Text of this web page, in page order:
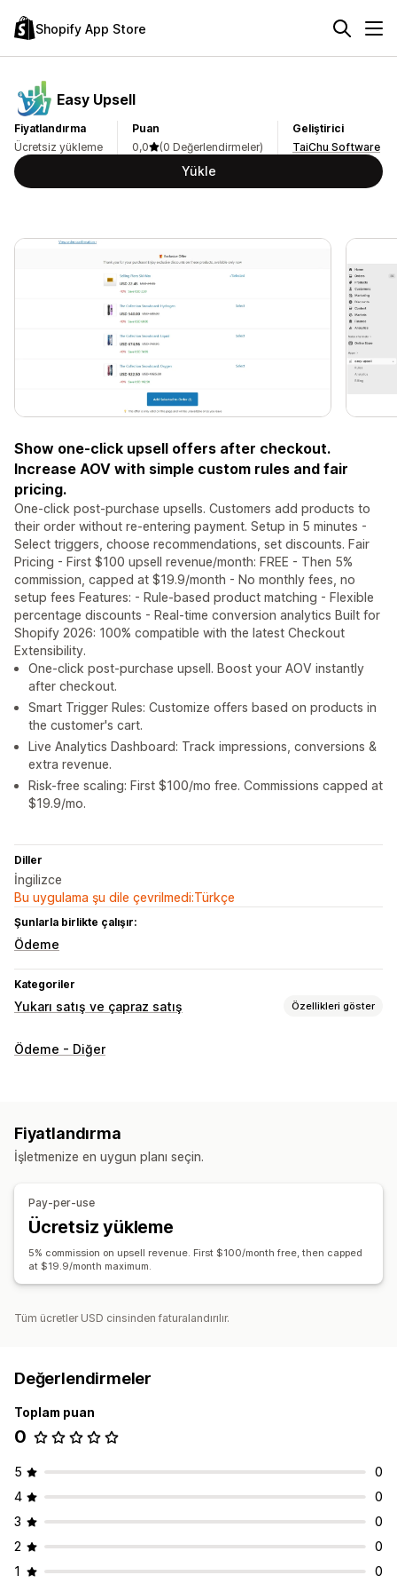
Shopify App Store
Easy Upsell
Fiyatlandırma
Ücretsiz yükleme
Puan
0,0
(0 Değerlendirmeler)
Geliştirici
TaiChu Software
Yükle
Show one-click upsell offers after checkout.
Increase AOV with simple custom rules and fair
pricing.
One-click post-purchase upsells. Customers add products to
their order without re-entering payment. Setup in 5 minutes -
Select triggers, choose recommendations, set discounts. Fair
Pricing - First $100 upsell revenue/month: FREE - Then 5%
commission, capped at $19.9/month - No monthly fees, no
setup fees Features: - Rule-based product matching - Flexible
percentage discounts - Real-time conversion analytics Built for
Shopify 2026: 100% compatible with the latest Checkout
Extensibility.
One-click post-purchase upsell. Boost your AOV instantly
after checkout.
Smart Trigger Rules: Customize offers based on products in
the customer's cart.
Live Analytics Dashboard: Track impressions, conversions &
extra revenue.
Risk-free scaling: First $100/mo free. Commissions capped at
$19.9/mo.
Diller
İngilizce
Bu uygulama şu dile çevrilmedi:Türkçe
Şunlarla birlikte çalışır:
Ödeme
Kategoriler
Yukarı satış ve çapraz satış Özellikleri göster
Özelleştirme
Ürün önerileri
Genellikle birlikte satın alınan ürünler
Analizler
Ödeme - Diğer
Fiyatlandırma
İşletmenize en uygun planı seçin.
Pay-per-use
Ücretsiz yükleme
5% commission on upsell revenue. First $100/month free, then capped
at $19.9/month maximum.
Tüm ücretler USD cinsinden faturalandırılır.
Değerlendirmeler
Toplam puan
0
5
0
4
0
3
0
2
0
1
0